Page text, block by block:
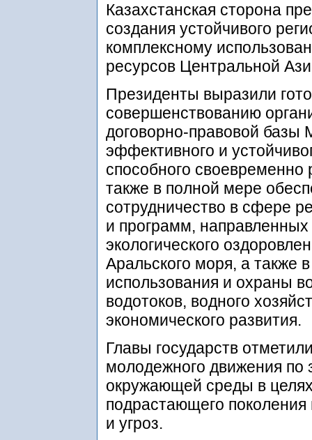
Казахстанская сторона
создания устойчивого
комплексному
ресурсов Центральной
Президенты выразили
совершенствованию
договорно-правовой
эффективного и
способного
также в полной мере
сотрудничество в сфере
и программ,
экологического
Аральского моря, а также
использования и охраны
водотоков, водного
экономического развития.
Главы государств
молодежного движения по
окружающей среды в
подрастающего
и угроз.